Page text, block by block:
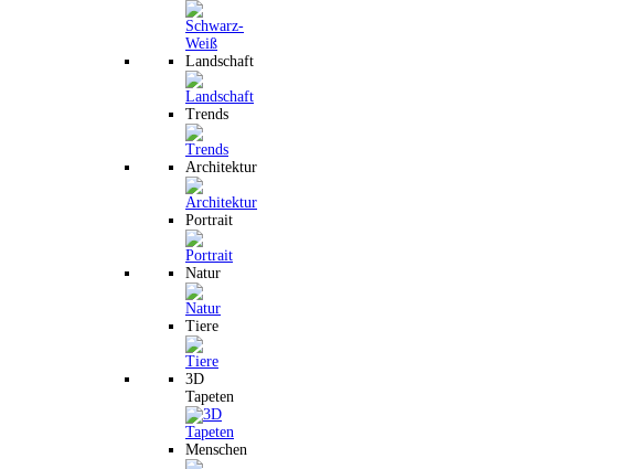
Landschaft
Trends
Architektur
Portrait
Natur
Tiere
3D
Tapeten
Menschen